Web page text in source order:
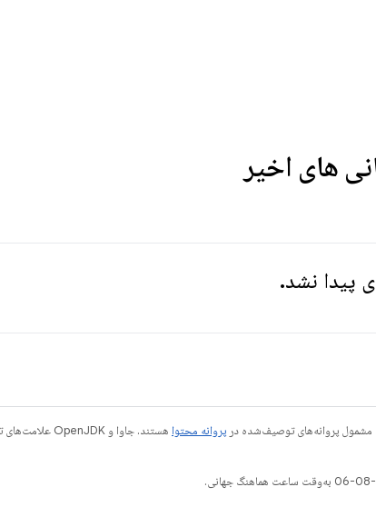
های اخیر
پیدا نشد.
مشمول پروانه‌های توصیف‌شده در پروانه محتوا